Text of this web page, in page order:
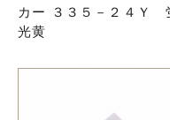
カー ３３５－２４Ｙ
光黄